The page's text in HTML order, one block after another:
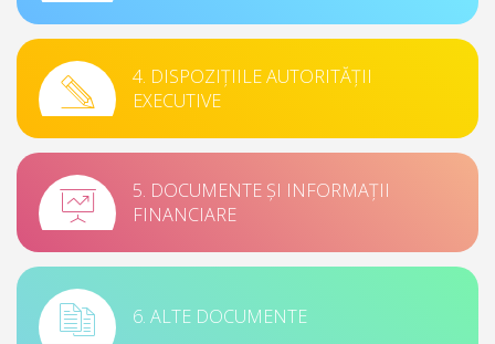
4. DISPOZIȚIILE AUTORITĂȚII
EXECUTIVE
5. DOCUMENTE ȘI INFORMAȚII
FINANCIARE
6. ALTE DOCUMENTE